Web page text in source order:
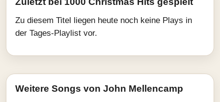
Zu diesem Titel liegen heute noch keine Plays in
der Tages-Playlist vor.
Weitere Songs von John Mellencamp